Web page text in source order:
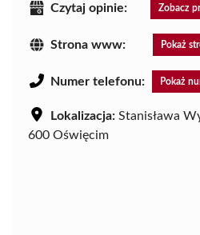
Czytaj opinie: Zobacz
Strona www: Pokaż
Numer telefonu: Pokaż
Lokalizacja: Stanisława
600 Oświęcim